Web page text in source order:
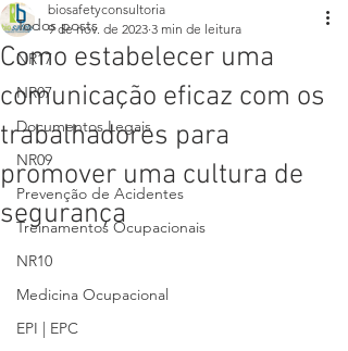
Todos posts
NR17
NR07
Documentos Legais
NR09
Prevenção de Acidentes
Treinamentos Ocupacionais
NR10
Medicina Ocupacional
EPI | EPC
Como estabelecer uma
comunicação eficaz com os
trabalhadores para
promover uma cultura de
segurança
biosafetyconsultoria
9 de nov. de 2023 3 min de leitura